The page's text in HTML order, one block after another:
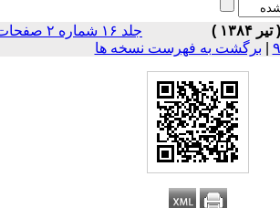
جلد ۱۶ شماره ۲ صفحات
برگشت به فهرست نسخه ها